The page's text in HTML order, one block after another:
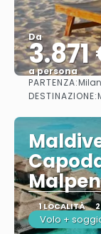
Da
a persona
PARTENZA:
DESTINAZIONE:
1 LOCALITÀ
Volo +